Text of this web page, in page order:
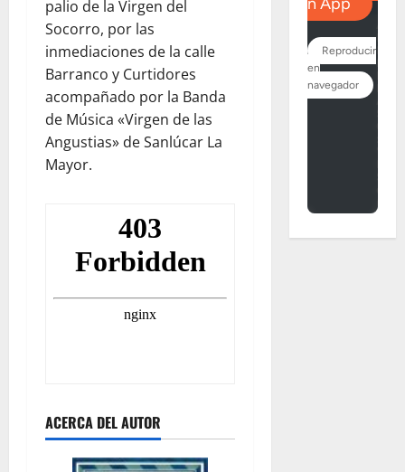
palio de la Virgen del
Socorro, por las
inmediaciones de la calle
Barranco y Curtidores
acompañado por la Banda
de Música «Virgen de las
Angustias» de Sanlúcar La
Mayor.
ACERCA DEL AUTOR